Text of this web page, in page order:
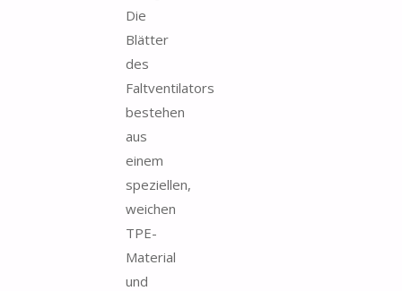
Die
Blätter
des
Faltventilators
bestehen
aus
einem
speziellen,
weichen
TPE-
Material
und